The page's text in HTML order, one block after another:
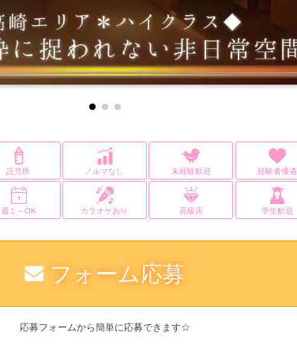
託児所 ノルマなし 未経験歓迎 経験者優遇
週１～OK カラオケあり 高級店 学生歓迎
フォーム応募
応募フォームから簡単に応募できます☆